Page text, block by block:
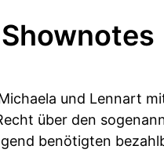
Shownotes
und Lennart
über den
benötigten